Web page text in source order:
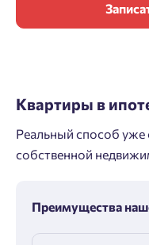
Квартиры в
Реальный способ уже
собственной
Преимущества